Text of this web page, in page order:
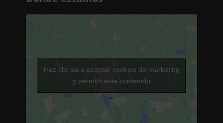
Haz clic para aceptar cookies de marketing
y permitir este contenido